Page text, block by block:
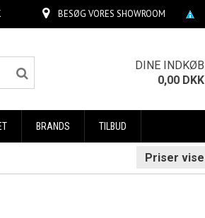
BESØG VORES SHOWROOM
DINE INDKØB
0,00 DKK
BRANDS TILBUD